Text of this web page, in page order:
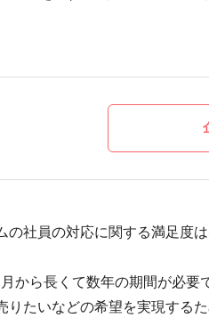
社員の対応に関する満足度は
から長くて数年の期間が必要
りたいなどの希望を実現する